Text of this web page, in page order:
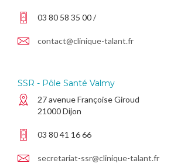
03 80 58 35 00 /
contact@clinique-talant.fr
SSR - Pôle Santé Valmy
27 avenue Françoise Giroud
21000 Dijon
03 80 41 16 66
secretariat-ssr@clinique-talant.fr